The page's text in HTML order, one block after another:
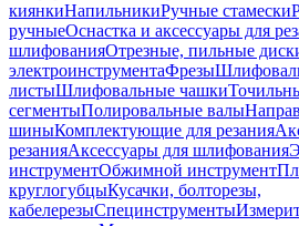
киянкиНапильникиРучные стамески
ручныеОснастка и аксессуары для
шлифованияОтрезные, пильные
электроинструментаФрезы
листыШлифовальные чашки
сегментыПолировальные валы
шиныКомплектующие для резания
резанияАксессуары для шлифования
инструментОбжимной инструмент
круглогубцыКусачки, болторезы,
кабелерезыСпецинструменты